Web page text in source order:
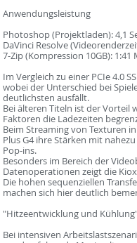
Anwendungsleistung
Photoshop (Projektladen): 4,1
DaVinci Resolve
7-Zip (Kompression 10GB): 1:41
Im Vergleich zu einer PCIe 4.0
wobei der Unterschied bei
deutlichsten ausfällt.
Bei älteren Titeln ist der Vorteil
Faktoren die Ladezeiten
Beim Streaming von Texturen
Plus G4 ihre Stärken mit
Pop-ins.
Besonders im Bereich der
Datenoperationen zeigt die
Die hohen sequenziellen
machen sich hier deutlich
"Hitzeentwicklung und
Bei intensiven